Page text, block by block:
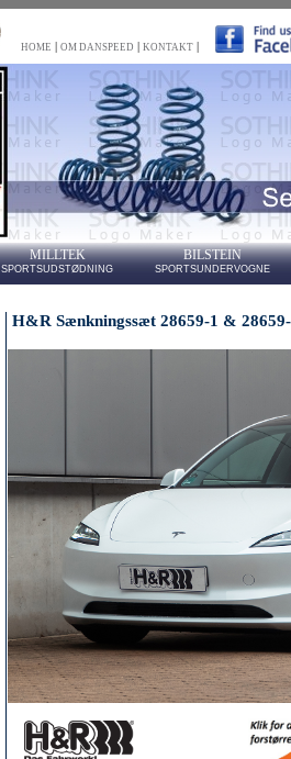
HOME OM DANSPEED KONTAKT|
MILLTEK
SPORTSUDSTØDNING
BILSTEIN
SPORTSUNDERVOGNE
H&R Sænkningssæt 28659-1 &